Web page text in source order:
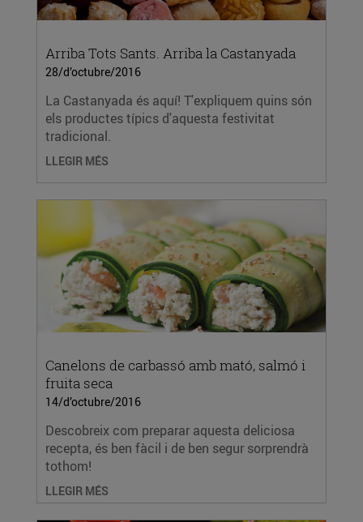
Arriba Tots Sants. Arriba la Castanyada
28/d’octubre/2016
La Castanyada és aquí! T'expliquem quins són
els productes típics d'aquesta festivitat
tradicional.
LLEGIR MÉS
Canelons de carbassó amb mató, salmó i
fruita seca
14/d’octubre/2016
Descobreix com preparar aquesta deliciosa
recepta, és ben fàcil i de ben segur sorprendrà
tothom!
LLEGIR MÉS